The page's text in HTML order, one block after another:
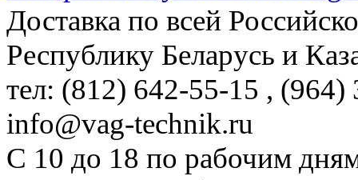
Доставка по всей
Республику Беларусь и
тел: (812) 642-55-15 , (964)
info@vag-technik.ru
С 10 до 18 по рабочим